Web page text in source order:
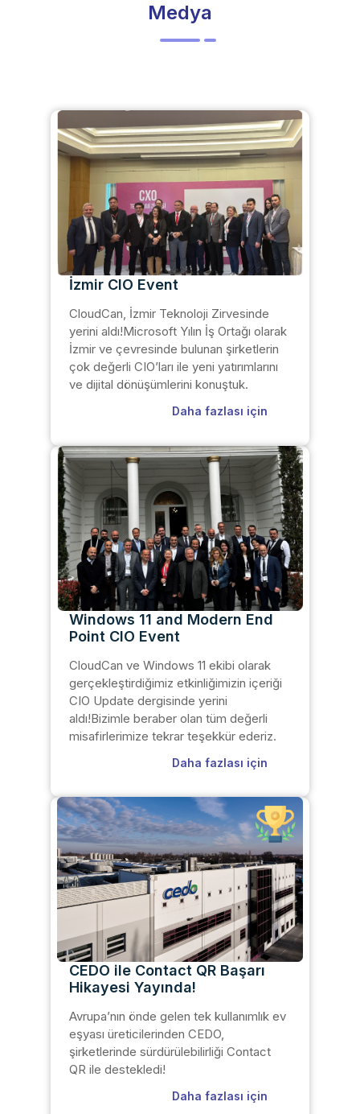
Medya
İzmir CIO Event
CloudCan, İzmir Teknoloji Zirvesinde
yerini aldı!Microsoft Yılın İş Ortağı olarak
İzmir ve çevresinde bulunan şirketlerin
çok değerli CIO’ları ile yeni yatırımlarını
ve dijital dönüşümlerini konuştuk.
Daha fazlası için
Windows 11 and Modern End
Point CIO Event
CloudCan ve Windows 11 ekibi olarak
gerçekleştirdiğimiz etkinliğimizin içeriği
CIO Update dergisinde yerini
aldı!Bizimle beraber olan tüm değerli
misafirlerimize tekrar teşekkür ederiz.
Daha fazlası için
CEDO ile Contact QR Başarı
Hikayesi Yayında!
Avrupa’nın önde gelen tek kullanımlık ev
eşyası üreticilerinden CEDO,
şirketlerinde sürdürülebilirliği Contact
QR ile destekledi!
Daha fazlası için